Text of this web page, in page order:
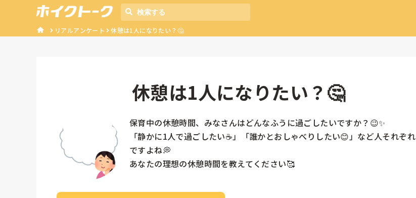
リアルアンケート 休憩は1人になりたい？🤔
休憩は1人になりたい？🤔
保育中の休憩時間、みなさんはどんなふうに過ごしたいですか？😉✨
「静かに1人で過ごしたい☕」「誰かとおしゃべりしたい😊」など人それぞれ
ですよね💭
あなたの理想の休憩時間を教えてください🥰